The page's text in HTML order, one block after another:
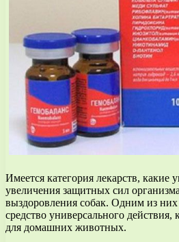
Имеется категория лекарств, какие
увеличения защитных сил
выздоровления собак. Одним из
средство универсального действия,
для домашних животных.